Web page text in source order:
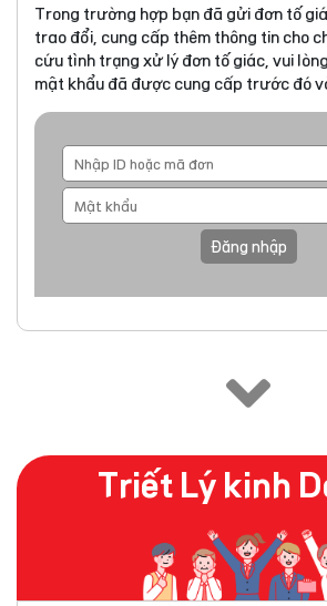
Trong trường hợp bạn đã gửi đơn tố
trao đổi, cung cấp thêm thông tin cho
cứu tình trạng xử lý đơn tố giác, vui
mật khẩu đã được cung cấp trước đó
Đăng nhập
Triết Lý kinh